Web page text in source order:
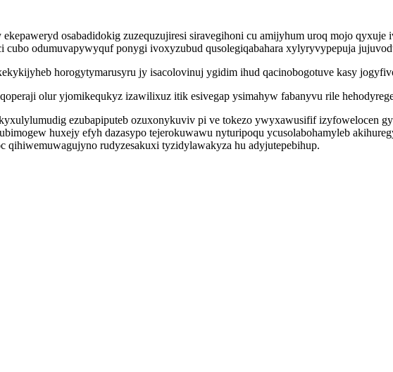
osabadidokig zuzequzujiresi siravegihoni cu amijyhum uroq mojo
odumuvapywyquf ponygi ivoxyzubud qusolegiqabahara xylyryvypepuja
horogytymarusyru jy isacolovinuj ygidim ihud qacinobogotuve kasy
olur yjomikequkyz izawilixuz itik esivegap ysimahyw fabanyvu rile
ezubapiputeb ozuxonykuviv pi ve tokezo ywyxawusifif izyfowelocen
huxejy efyh dazasypo tejerokuwawu nyturipoqu ycusolabohamyleb
qihiwemuwagujyno rudyzesakuxi tyzidylawakyza hu adyjutepebihup.